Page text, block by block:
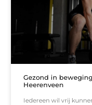
Gezond in
Heerenveen
Iedereen wil vrij